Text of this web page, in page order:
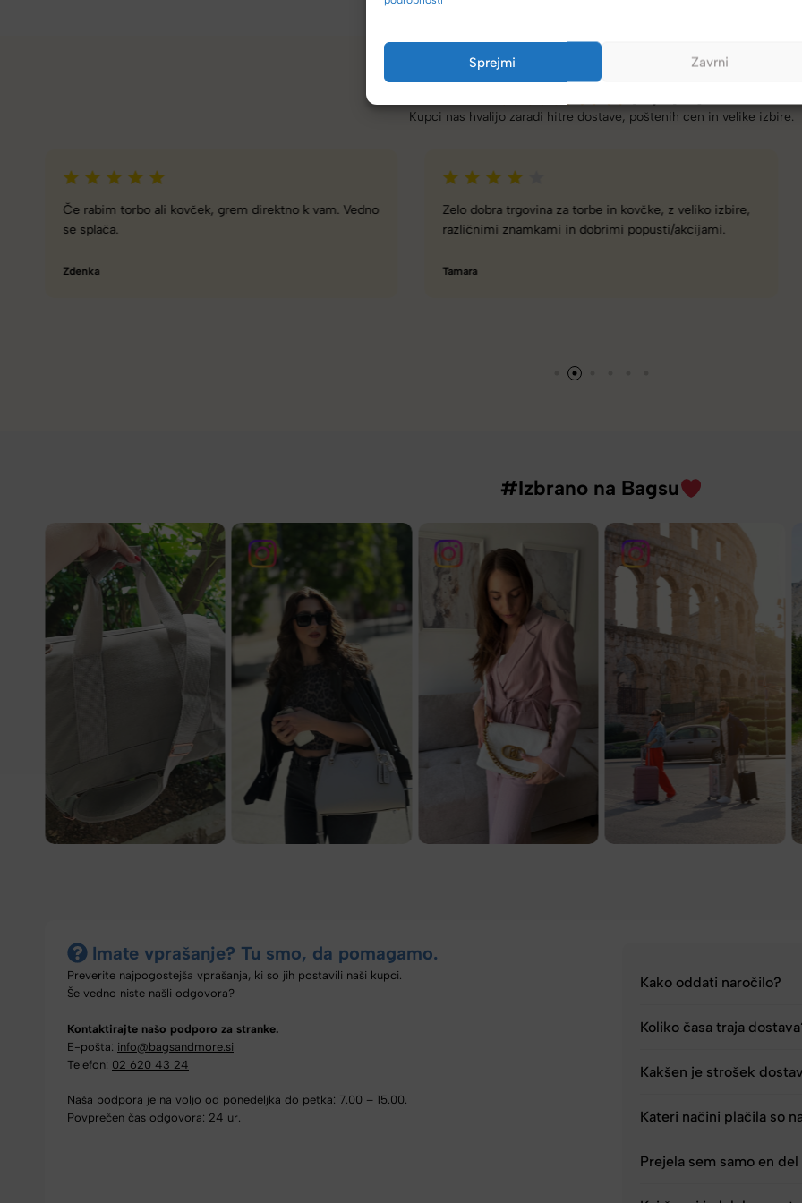
Sprejmi Zavrni
Kupci nas hvalijo zaradi hitre dostave, poštenih cen in velike izbire.
Zelo dobra trgovina za torbe in kovčke, z veliko izbire,
različnimi znamkami in dobrimi popusti/akcijami.
Tamara
Spletna ali fizična trgovina z zelo dobro izbiro torbic,
nahrbtnikov, kovčkov in še več.
Hanah
#Izbrano na Bagsu
Imate vprašanje? Tu smo, da pomagamo.
Preverite najpogostejša vprašanja, ki so jih postavili naši kupci.
Še vedno niste našli odgovora?
Kontaktirajte našo podporo za stranke.
E-pošta: info@bagsandmore.si
Telefon: 02 620 43 24
Naša podpora je na voljo od ponedeljka do petka: 7.00 – 15.00.
Povprečen čas odgovora: 24 ur.
Kako oddati naročilo?
Koliko časa traja
Kakšen je strošek
Kateri načini plačila so
Prejela sem samo en